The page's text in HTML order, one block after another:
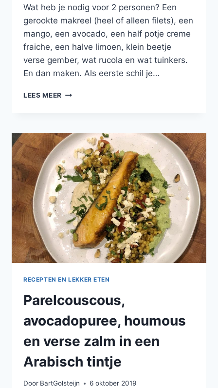
Wat heb je nodig voor 2 personen? Een
gerookte makreel (heel of alleen filets), een
mango, een avocado, een half potje creme
fraiche, een halve limoen, klein beetje
verse gember, wat rucola en wat tuinkers.
En dan maken. Als eerste schil je…
LEES MEER TORENTJE
EN
MAKREEL
MET
EEN
DRESSING
VAN
CRÈME
FRAÎCHE,
LIMOEN
EN
GEMBER
RECEPTEN EN LEKKER ETEN
Parelcouscous,
avocadopuree, houmous
en verse zalm in een
Arabisch tintje
Door BartGolsteijn 6 oktober 2019